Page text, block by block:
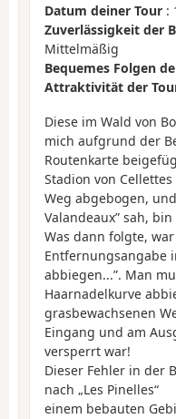
Datum deiner Tour :
Zuverlässigkeit der
Mittelmäßig
Bequemes Folgen
Attraktivität der
Diese im Wald von
mich aufgrund der
Routenkarte
Stadion von
Weg abgebogen,
Valandeaux” sah,
Was dann folgte,
Entfernungsangabe
abbiegen...”. Man
Haarnadelkurve
grasbewachsenen
Eingang und am
versperrt war!
Dieser Fehler in der
nach „Les Pinelles“
einem bebauten